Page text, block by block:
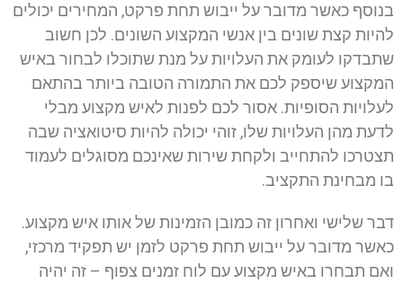
בנוסף כאשר מדובר על ייבוש תחת פרקט, המחירים יכולים
להיות קצת שונים בין אנשי המקצוע השונים. לכן חשוב
שתבדקו לעומק את העלויות על מנת שתוכלו לבחור באיש
המקצוע שיספק לכם את התמורה הטובה ביותר בהתאם
לעלויות הסופיות. אסור לכם לפנות לאיש מקצוע מבלי
לדעת מהן העלויות שלו, זוהי יכולה להיות סיטואציה שבה
תצטרכו להתחייב ולקחת שירות שאינכם מסוגלים לעמוד
בו מבחינת התקציב.
דבר שלישי ואחרון זה כמובן הזמינות של אותו איש מקצוע.
כאשר מדובר על ייבוש תחת פרקט לזמן יש תפקיד מרכזי,
ואם תבחרו באיש מקצוע עם לוח זמנים צפוף – זה יהיה